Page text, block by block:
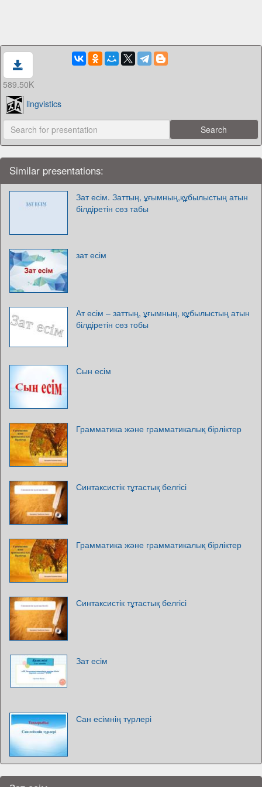
589.50K
lingvistics
Similar presentations:
Зат есім. Заттың, ұғымның,құбылыстың атын
білдіретін сөз табы
зат есім
Ат есім – заттың, ұғымның, құбылыстың атын
білдіретін сөз тобы
Сын есім
Грамматика және грамматикалық бірліктер
Синтаксистік тұтастық белгісі
Грамматика және грамматикалық бірліктер
Синтаксистік тұтастық белгісі
Зат есім
Сан есімнің түрлері